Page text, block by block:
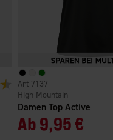
4.6 von 5 Sternen
Damen Top Active
High Mountain
7137
Ab9,95 €